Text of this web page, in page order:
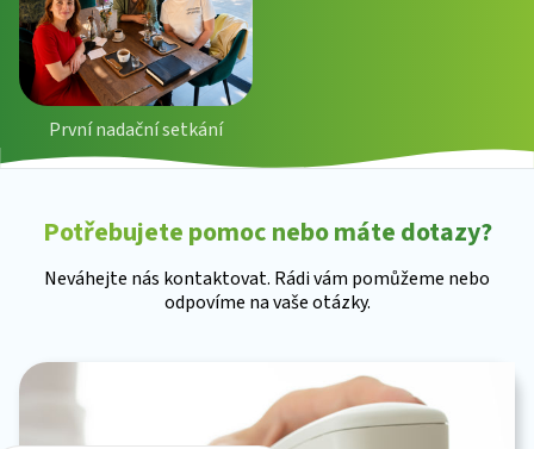
První nadační setkání
Potřebujete pomoc nebo máte dotazy?
Neváhejte nás kontaktovat. Rádi vám pomůžeme nebo
odpovíme na vaše otázky.